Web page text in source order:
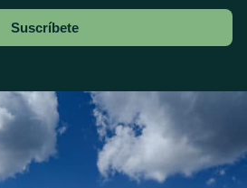
Suscríbete